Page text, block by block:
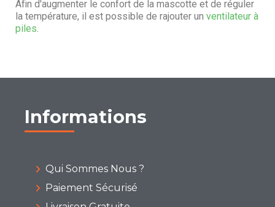
Afin d'augmenter le confort de la mascotte et de réguler
la température, il est possible de rajouter un ventilateur à
piles.
Informations
Qui Sommes Nous ?
Paiement Sécurisé